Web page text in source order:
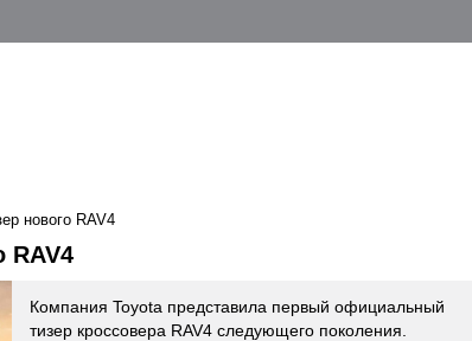
нового RAV4
RAV4
Компания Toyota представила первый официальный
тизер кроссовера RAV4 следующего поколения.